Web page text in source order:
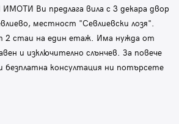
Ви предлага вила с 3 декара двор
местност "Севлиевски лозя".
2 стаи на един етаж. Има нужда от
и изключително слънчев. За повече
безплатна консултация ни потърсете